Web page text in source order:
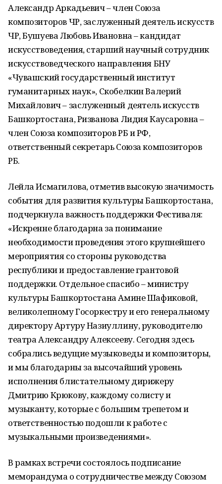
Александр Аркадьевич – член Союза
композиторов ЧР, заслуженный деятель искусств
ЧР, Бушуева Любовь Ивановна – кандидат
искусствоведения, старший научный сотрудник
искусствоведческого направления БНУ
«Чувашский государственный институт
гуманитарных наук», Скобелкин Валерий
Михайлович – заслуженный деятель искусств
Башкортостана, Ризванова Лидия Каусаровна –
член Союза композиторов РБ и РФ,
ответственный секретарь Союза композиторов
РБ.
Лейла Исмагилова, отметив высокую значимость
события для развития культуры Башкортостана,
подчеркнула важность поддержки Фестиваля:
«Искренне благодарна за понимание
необходимости проведения этого крупнейшего
мероприятия со стороны руководства
республики и предоставление грантовой
поддержки. Отдельное спасибо – министру
культуры Башкортостана Амине Шафиковой,
великолепному Госоркестру и его генеральному
директору Артуру Назиуллину, руководителю
театра Александру Алексееву. Сегодня здесь
собрались ведущие музыковеды и композиторы,
и мы благодарны за высочайший уровень
исполнения блистательному дирижеру
Дмитрию Крюкову, каждому солисту и
музыканту, которые с большим трепетом и
ответственностью подошли к работе с
музыкальными произведениями».
В рамках встречи состоялось подписание
меморандума о сотрудничестве между Союзом